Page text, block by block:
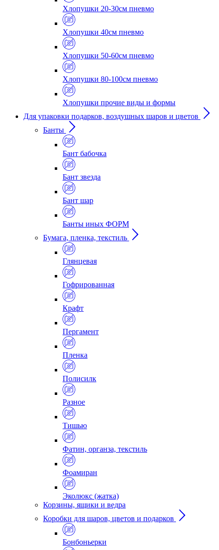
Хлопушки 20-30см пневмо
Хлопушки 40см пневмо
Хлопушки 50-60см пневмо
Хлопушки 80-100см пневмо
Хлопушки прочие виды и формы
Для упаковки подарков, воздушных шаров и цветов
Банты
Бант бабочка
Бант звезда
Бант шар
Банты иных ФОРМ
Бумага, пленка, текстиль
Глянцевая
Гофрированная
Крафт
Пергамент
Пленка
Полисилк
Разное
Тишью
Фатин, органза, текстиль
Фоамиран
Эколюкс (жатка)
Корзины, ящики и ведра
Коробки для шаров, цветов и подарков
Бонбоньерки